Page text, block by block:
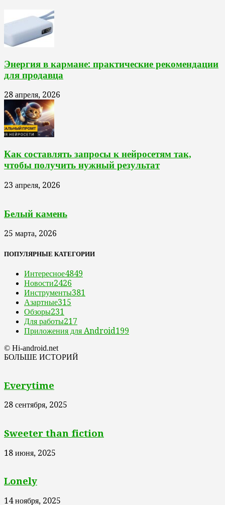
Энергия в кармане: практические рекомендации
для продавца
28 апреля, 2026
Как составлять запросы к нейросетям так,
чтобы получить нужный результат
23 апреля, 2026
Белый камень
25 марта, 2026
ПОПУЛЯРНЫЕ КАТЕГОРИИ
Интересное4849
Новости2426
Инструменты381
Азартные315
Обзоры231
Для работы217
Приложения для Android199
© Hi-android.net
БОЛЬШЕ ИСТОРИЙ
Everytime
28 сентября, 2025
Sweeter than fiction
18 июня, 2025
Lonely
14 ноября, 2025